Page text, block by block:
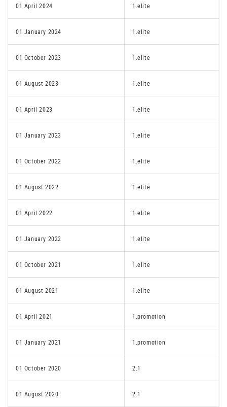
01 April 2024 1.elite
01 January 2024 1.elite
01 October 2023 1.elite
01 August 2023 1.elite
01 April 2023 1.elite
01 January 2023 1.elite
01 October 2022 1.elite
01 August 2022 1.elite
01 April 2022 1.elite
01 January 2022 1.elite
01 October 2021 1.elite
01 August 2021 1.elite
01 April 2021 1.promotion
01 January 2021 1.promotion
01 October 2020 2.1
01 August 2020 2.1